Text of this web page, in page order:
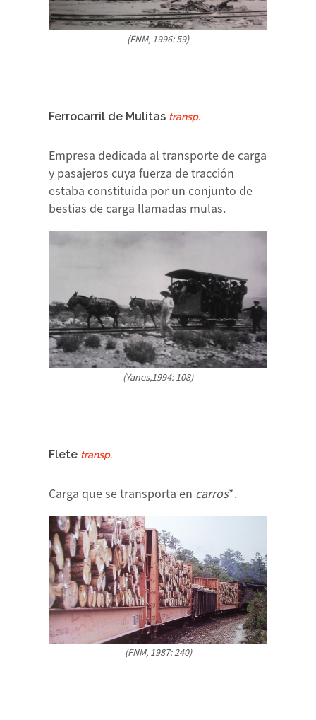
(FNM, 1996: 59)
Ferrocarril de Mulitas transp.
Empresa dedicada al transporte de carga
y pasajeros cuya fuerza de tracción
estaba constituida por un conjunto de
bestias de carga llamadas mulas.
(Yanes,1994: 108)
Flete transp.
Carga que se transporta en carros*.
(FNM, 1987: 240)